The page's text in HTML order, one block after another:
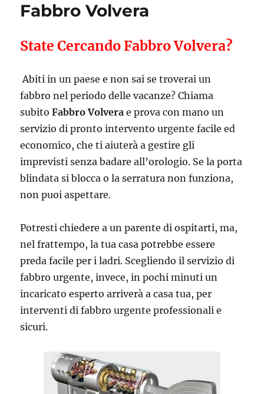
Fabbro Volvera
State Cercando Fabbro Volvera?
Abiti in un paese e non sai se troverai un
fabbro nel periodo delle vacanze? Chiama
subitoFabbro Volvera e prova con mano un
servizio di pronto intervento urgente facile ed
economico, che ti aiuterà a gestire gli
imprevisti senza badare all’orologio. Se la porta
blindata si blocca o la serratura non funziona,
non puoi aspettare.
Potresti chiedere a un parente di ospitarti, ma,
nel frattempo, la tua casa potrebbe essere
preda facile per i ladri. Scegliendo il servizio di
fabbro urgente, invece, in pochi minuti un
incaricato esperto arriverà a casa tua, per
interventi di fabbro urgente professionali e
sicuri.